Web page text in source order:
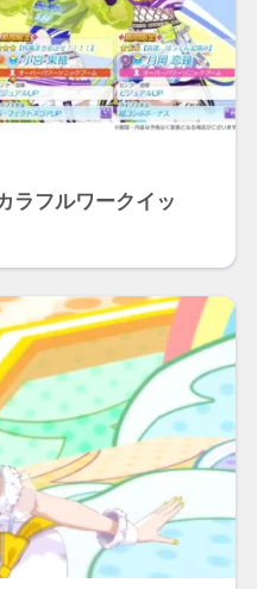
ラフルワークイッ